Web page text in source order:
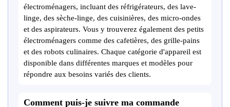
électroménagers, incluant des réfrigérateurs, des lave-
linge, des sèche-linge, des cuisinières, des micro-ondes
et des aspirateurs. Vous y trouverez également des petits
électroménagers comme des cafetières, des grille-pains
et des robots culinaires. Chaque catégorie d'appareil est
disponible dans différentes marques et modèles pour
répondre aux besoins variés des clients.
Comment puis-je suivre ma commande